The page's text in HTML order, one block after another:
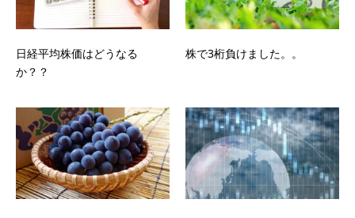
日経平均株価はどうなる
か？？
株で3桁負けました。。